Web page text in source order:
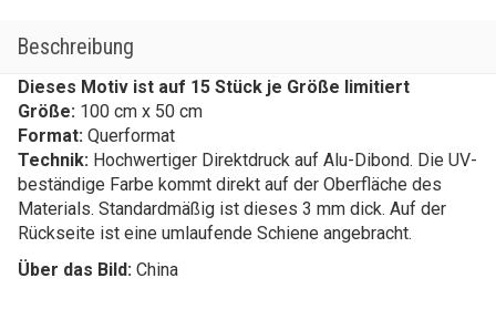
Beschreibung
Dieses Motiv ist auf 15 Stück je Größe limitiert
Größe: 100 cm x 50 cm
Format: Querformat
Technik: Hochwertiger Direktdruck auf Alu-Dibond. Die UV-
beständige Farbe kommt direkt auf der Oberfläche des
Materials. Standardmäßig ist dieses 3 mm dick. Auf der
Rückseite ist eine umlaufende Schiene angebracht.
Über das Bild: China